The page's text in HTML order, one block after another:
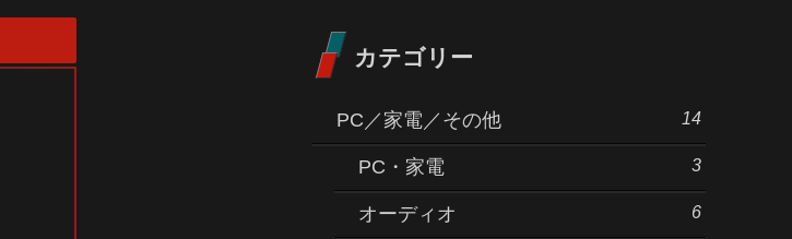
カテゴリー
PC／家電／その他 14
PC・家電 3
オーディオ 6